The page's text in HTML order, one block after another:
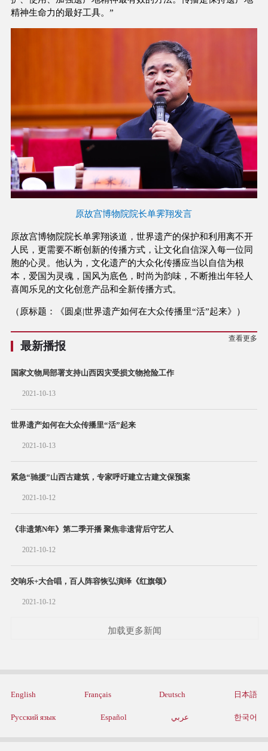
精神生命力的最好工具。”
原故宫博物院院长单霁翔发言
原故宫博物院院长单霁翔谈道，世界遗产的保护和利用离不开
人民，更需要不断创新的传播方式，让文化自信深入每一位同
胞的心灵。他认为，文化遗产的大众化传播应当以自信为根
本，爱国为灵魂，国风为底色，时尚为韵味，不断推出年轻人
喜闻乐见的文化创意产品和全新传播方式。
（原标题：《圆桌|世界遗产如何在大众传播里“活”起来》）
最新播报
查看更多
国家文物局部署支持山西因灾受损文物抢险工作
2021-10-13
世界遗产如何在大众传播里“活”起来
2021-10-13
紧急“驰援”山西古建筑，专家呼吁建立古建文保预案
2021-10-12
《非遗第N年》第二季开播 聚焦非遗背后守艺人
2021-10-12
交响乐+大合唱，百人阵容恢弘演绎《红旗颂》
2021-10-12
加载更多新闻
English Français Deutsch 日本語
Русский язык Español عربي 한국어